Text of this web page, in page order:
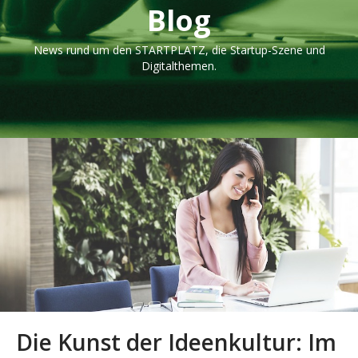
Blog
News rund um den STARTPLATZ, die Startup-Szene und
Digitalthemen.
Die Kunst der Ideenkultur: Im